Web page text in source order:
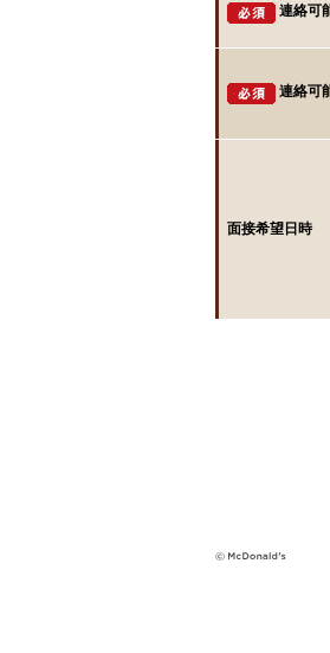
連絡可
連絡可
面接希望日時